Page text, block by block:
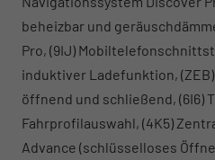
beheizbar und
Pro, (9IJ)
induktiver Ladefunktion,
öffnend und schließend, (6I6)
Fahrprofilauswahl, (4K5)
Advance (schlüsselloses